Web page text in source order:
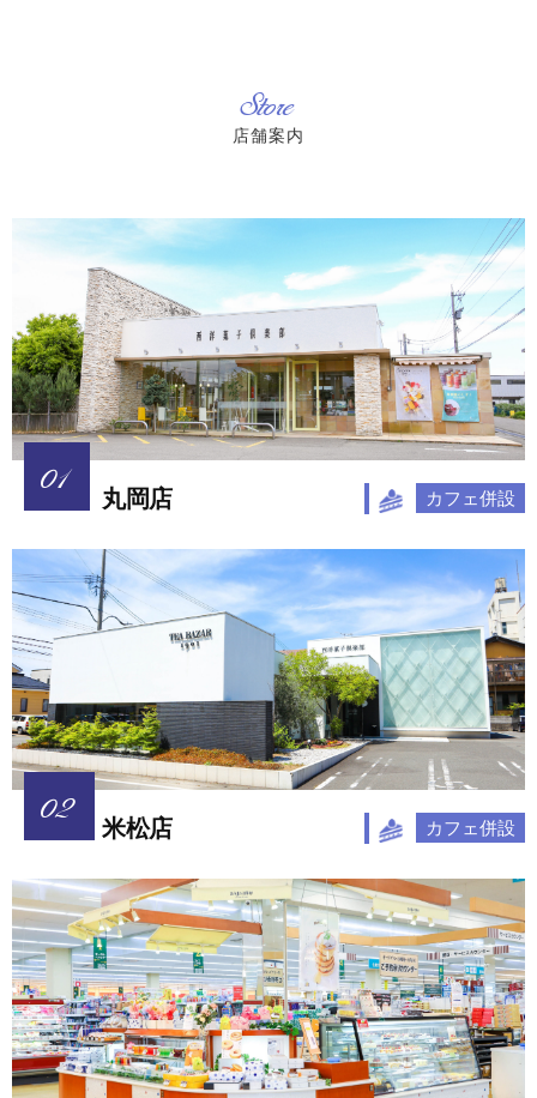
Store
店舗案内
丸岡店 カフェ併設
米松店 カフェ併設